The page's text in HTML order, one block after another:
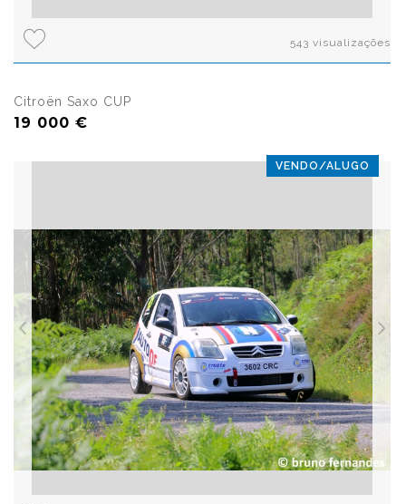
543 visualizações
Citroën Saxo CUP
19 000 €
VENDO/ALUGO